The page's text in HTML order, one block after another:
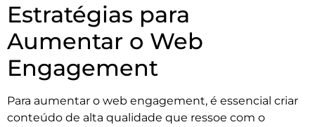
Estratégias para
Aumentar o Web
Engagement
Para aumentar o web engagement, é essencial criar
conteúdo de alta qualidade que ressoe com o